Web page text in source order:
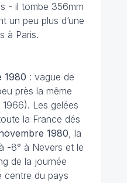
- il tombe 356mm
un peu plus d’une
à Paris.
1980 : vague de
près la même
1966). Les gelées
la France dés
1980, la
-8° à Nevers et le
de la journée
centre du pays